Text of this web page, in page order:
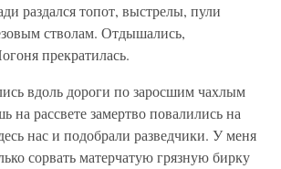
раздался топот, выстрелы, пули
стволам. Отдышались,
прекратилась.
вдоль дороги по заросшим чахлым
на рассвете замертво повалились на
нас и подобрали разведчики. У меня
сорвать матерчатую грязную бирку